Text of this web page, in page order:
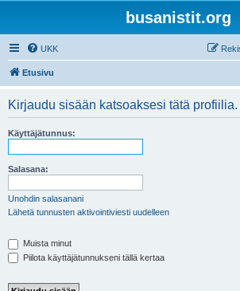
busanistit.org
UKK
Etusivu
Kirjaudu sisään katsoaksesi tätä profiilia.
Käyttäjätunnus:
Salasana:
Unohdin salasanani
Lähetä tunnusten aktivointiviesti uudelleen
Muista minut
Piilota käyttäjätunnukseni tällä kertaa